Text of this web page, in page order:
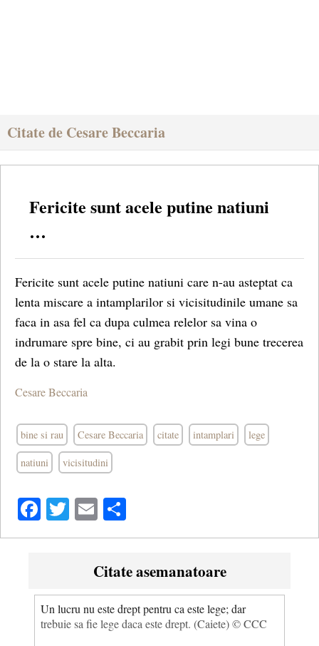
Citate de Cesare Beccaria
Fericite sunt acele putine natiuni
…
Fericite sunt acele putine natiuni care n-au asteptat ca
lenta miscare a intamplarilor si vicisitudinile umane sa
faca in asa fel ca dupa culmea relelor sa vina o
indrumare spre bine, ci au grabit prin legi bune trecerea
de la o stare la alta.
Cesare Beccaria
bine si rau Cesare Beccaria citate intamplari lege
natiuni vicisitudini
Facebook
Twitter
Email
Citate asemanatoare
Un lucru nu este drept pentru ca este lege; dar
trebuie sa fie lege daca este drept. (Caiete) © CCC